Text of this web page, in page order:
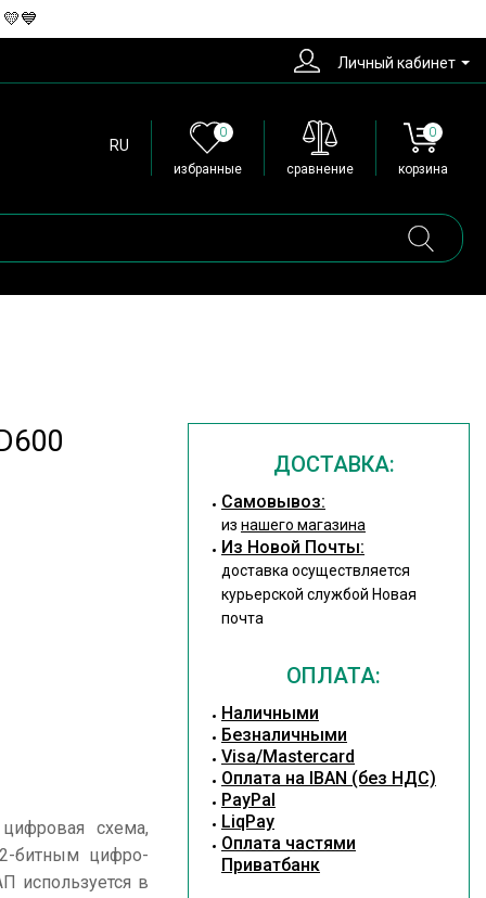
Личный кабинет
RU
0
избранные сравнение
0
корзина
схема,
битным цифро-
используется в
ДОСТАВКА:
Cамовывоз:
из нашего магазина
Из Новой Почты:
доставка осуществляется
курьерской службой Новая
почта
ОПЛАТА:
Наличными
Безналичными
Visa/Mastercard
Оплата на IBAN (без НДС)
PayPal
LiqPay
Оплата частями
Приватбанк